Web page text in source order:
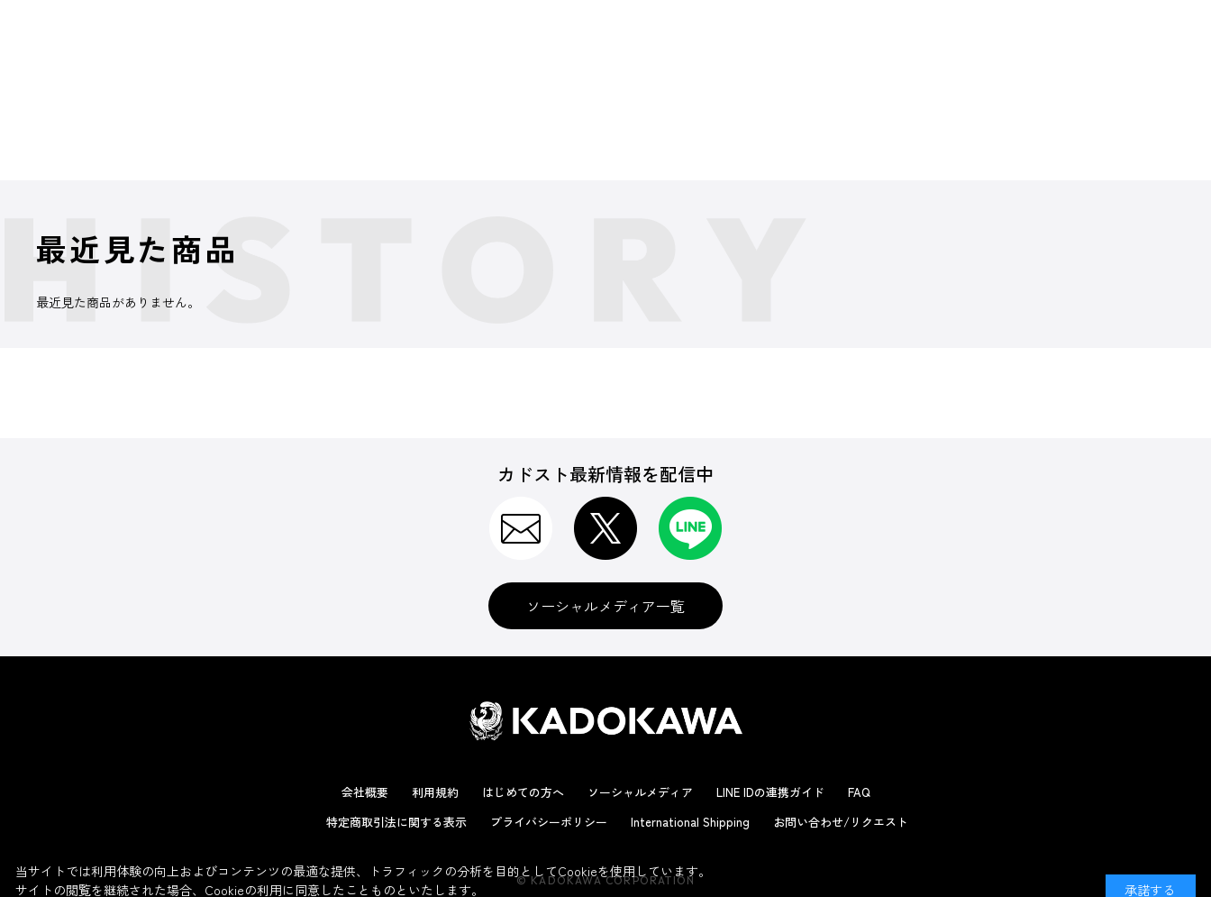
最近見た商品
最近見た商品がありません。
カドスト最新情報を配信中
ソーシャルメディア一覧
会社概要 利用規約 はじめての方へ ソーシャルメディア LINE IDの連携ガイド
FAQ
特定商取引法に関する表示
プライバシーポリシー International Shipping お問い合わせ/リクエスト
© KADOKAWA CORPORATION
当サイトでは利用体験の向上およびコンテンツの最適な提供、トラフィックの分析を目的としてCookieを使用しています。
サイトの閲覧を継続された場合、Cookieの利用に同意したことものといたします。
承諾する